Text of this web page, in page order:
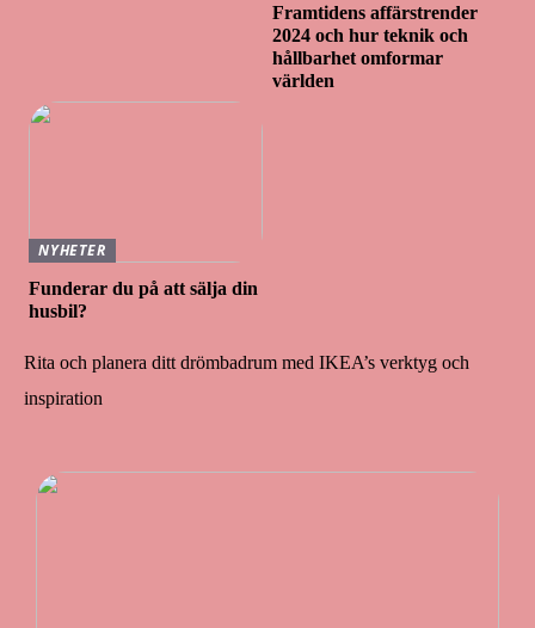
Framtidens affärstrender
2024 och hur teknik och
hållbarhet omformar
världen
NYHETER
Funderar du på att sälja din
husbil?
Rita och planera ditt drömbadrum med IKEA’s verktyg och
inspiration